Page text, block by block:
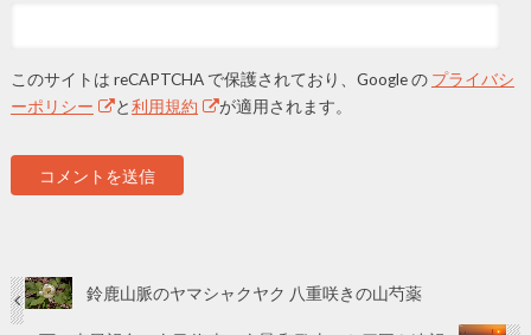
このサイトは reCAPTCHA で保護されており、Google の プライバシ
ーポリシー
と利用規約 が適用されます。
鈴鹿山脈のヤマシャクヤク 八重咲きの山芍薬